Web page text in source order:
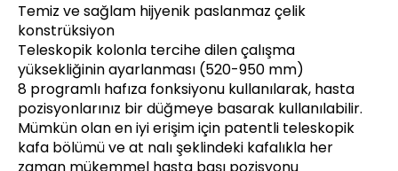
Temiz ve sağlam hijyenik paslanmaz çelik
konstrüksiyon
Teleskopik kolonla tercihe dilen çalışma
yüksekliğinin ayarlanması (520-950 mm)
8 programlı hafıza fonksiyonu kullanılarak, hasta
pozisyonlarınız bir düğmeye basarak kullanılabilir.
Mümkün olan en iyi erişim için patentli teleskopik
kafa bölümü ve at nalı şeklindeki kafalıkla her